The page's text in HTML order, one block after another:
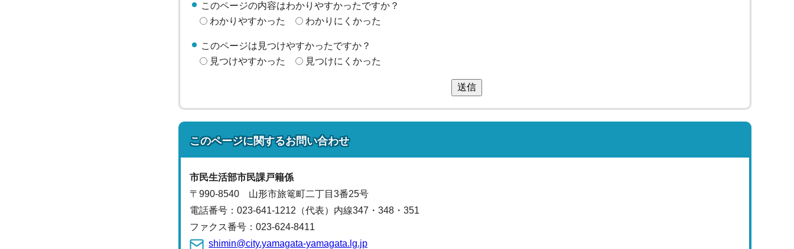
このページの内容はわかりやすかったですか？
わかりやすかった
わかりにくかった
このページは見つけやすかったですか？
見つけやすかった
見つけにくかった
送信
このページに関するお問い合わせ
市民生活部市民課戸籍係
〒990-8540 山形市旅篭町二丁目3番25号
電話番号： 023-641-1212（代表） 内線347・348・351
ファクス番号：023-624-8411
shimin@city.yamagata-yamagata.lg.jp